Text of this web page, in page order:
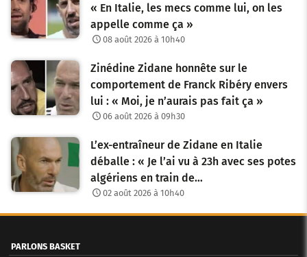
« En Italie, les mecs comme lui, on les
appelle comme ça »
08 août 2026 à 10h40
Zinédine Zidane honnête sur le
comportement de Franck Ribéry envers
lui : « Moi, je n’aurais pas fait ça »
06 août 2026 à 09h30
L’ex-entraîneur de Zidane en Italie
déballe : « Je l’ai vu à 23h avec ses potes
algériens en train de…
02 août 2026 à 10h40
PARLONS BASKET